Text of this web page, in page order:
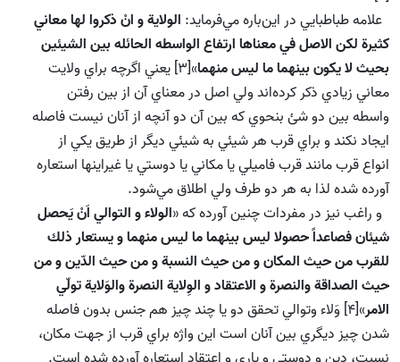
علامه طباطبايي در اين‌باره مي‌فرمايد: الولاية و انْ ذكروا لها معاني
كثيرة لكن الاصل في معناها ارتفاع الواسطه الحائله بين الشيئين
بحيث لا يكون بينهما ما ليس منهما
»[3] يعني اگرچه براي ولايت
معاني زيادي ذكر كرده‌اند ولي اصل در معناي آن از بين رفتن
واسطه بين دو شئ بنحوي كه بين آن دو آنچه از آنان نيست فاصله
ايجاد نكند و براي قرب هر شيئي به شيئي ديگر از طريق يكي از
انواع قرب مانند قرب فاميلي يا مكاني يا دوستي يا غيراينها استعاره
آورده شده لذا به هر دو طرف ولي اطلاق مي‌شود.
و راغب نيز در مفردات چنين آورده كه «الولاء و التوالي اَنْ يَحصل
شيئان فصاعداً حصولا ليس بينهما ما ليس منهما و يستعار ذلك
للقرب من حيث المكان و من حيث النسبة و من حيث الدّين و من
حيث الصداقة والنصرة و الاعتقاد و الوِلاية النصرة والوَلاية تولّي
الامر
»[4] وَلاء وتوالي تحقق دو يا چند چيز هم جنس بدون فاصله
شدن چيز ديگري بين آنان است اين واژه براي قرب از جهت مكان،